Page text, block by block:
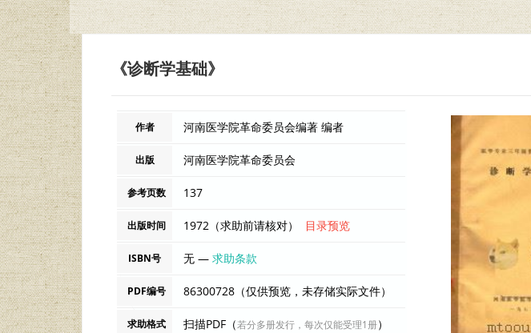
《诊断学基础》
作者 河南医学院革命委员会编著 编者
出版 河南医学院革命委员会
参考页数 137
出版时间 1972（求助前请核对） 目录预览
ISBN号 无 —求助条款
PDF编号 86300728（仅供预览，未存储实际文件）
求助格式 扫描PDF（若分多册发行，每次仅能受理1册）